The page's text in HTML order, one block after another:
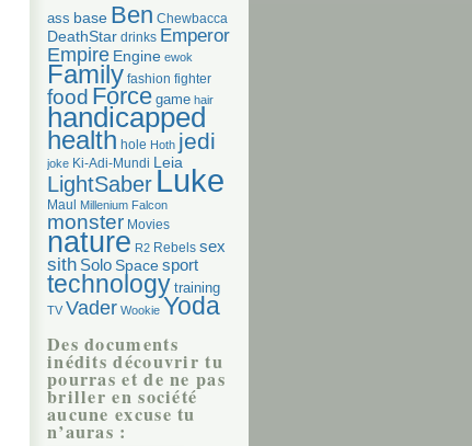
ass base Ben Chewbacca
DeathStar drinks Emperor
Empire Engine ewok
Family fashion fighter
food Force game hair
handicapped
health hole Hoth jedi
joke Ki-Adi-Mundi Leia
LightSaberLuke
Maul Millenium Falcon
monster Movies
nature R2 Rebels sex
sith SoloSpacesport
technology training
TV Vader Wookie Yoda
Des documents
inédits découvrir tu
pourras et de ne pas
briller en société
aucune excuse tu
n’auras :